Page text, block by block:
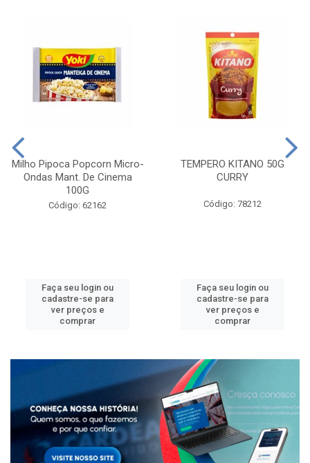
Milho Pipoca Popcorn Micro-
Ondas Mant. De Cinema
100G
Código: 62162
Faça seu login ou
cadastre-se para
ver preços e
comprar
TEMPERO KITANO 50G
CURRY
Código: 78212
Faça seu login ou
cadastre-se para
ver preços e
comprar